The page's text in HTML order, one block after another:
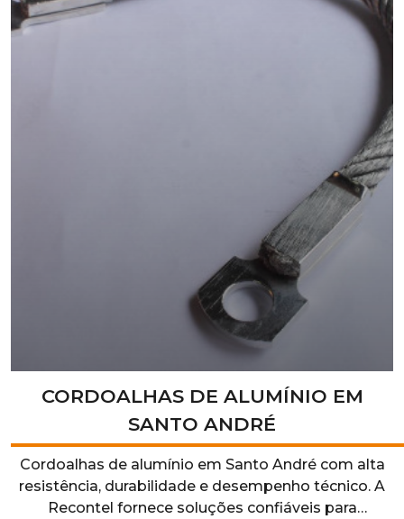
CORDOALHAS DE ALUMÍNIO EM
SANTO ANDRÉ
Cordoalhas de alumínio em Santo André com alta
resistência, durabilidade e desempenho técnico. A
Recontel fornece soluções confiáveis para